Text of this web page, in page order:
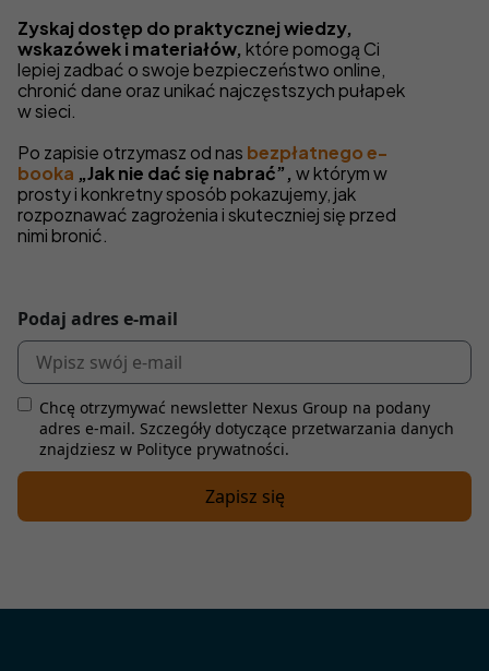
Zyskaj dostęp do praktycznej wiedzy,
wskazówek i materiałów, które pomogą Ci
lepiej zadbać o swoje bezpieczeństwo online,
chronić dane oraz unikać najczęstszych pułapek
w sieci.
Po zapisie otrzymasz od nas bezpłatnego e-
booka „Jak nie dać się nabrać”, w którym w
prosty i konkretny sposób pokazujemy, jak
rozpoznawać zagrożenia i skuteczniej się przed
nimi bronić.
Podaj adres e-mail
Chcę otrzymywać newsletter Nexus Group na podany
adres e-mail. Szczegóły dotyczące przetwarzania danych
znajdziesz w Polityce prywatności.